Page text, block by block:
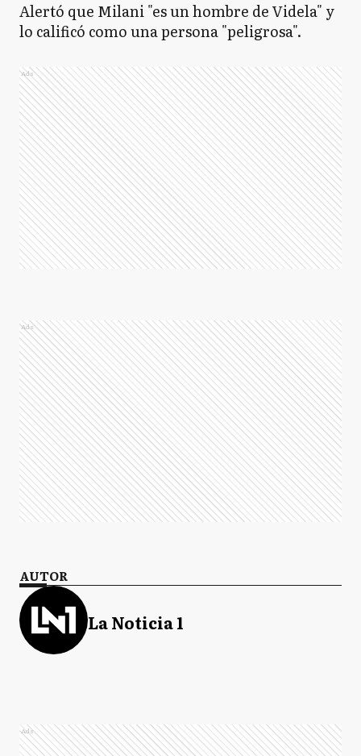
Alertó que Milani "es un hombre de Videla" y
lo calificó como una persona "peligrosa".
Ads
Ads
AUTOR
La Noticia 1
Ads